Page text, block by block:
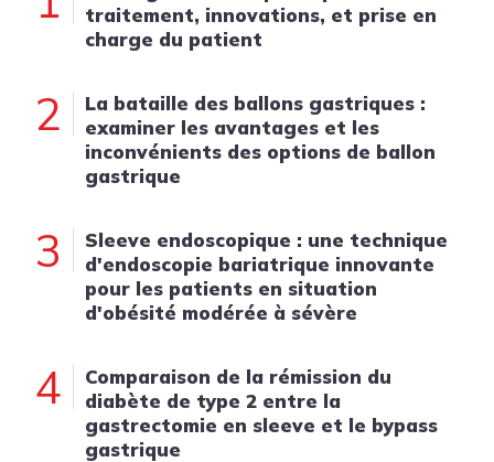
traitement, innovations, et prise en
charge du patient
2
La bataille des ballons gastriques :
examiner les avantages et les
inconvénients des options de ballon
gastrique
3
Sleeve endoscopique : une technique
d'endoscopie bariatrique innovante
pour les patients en situation
d'obésité modérée à sévère
4
Comparaison de la rémission du
diabète de type 2 entre la
gastrectomie en sleeve et le bypass
gastrique